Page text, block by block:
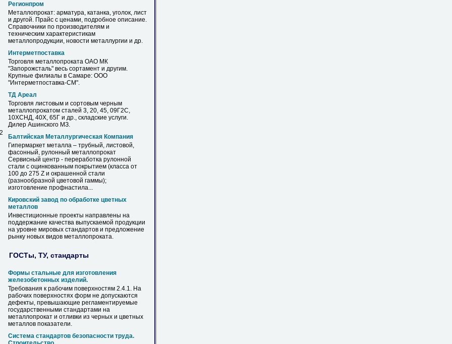
Регионпром
Металлопрокат: арматура, катанка, уголок, лист
и другой. Прайс с ценами, подробное описание.
Справочники по производителям и
техническим характеристикам
металлопродукции, новости металлургии и др.
Интерметпоставка
Торговля металлопроката ОАО МК
"Запорожсталь" весь сортамент и другим.
Крупные филиалы в Самаре: ООО
"Интерметпоставка-СМ".
ТД Ареал
Торговля листовым и сортовым черным
металлопрокатом сталей 3, 20, 45, 09Г2С,
10ХСНД, 40Х, 65Г и др., складские услуги.
Дилер Ашинского МЗ.
Балтийская Металлургическая Компания
Гипермаркет металла – трубный, листовой,
фасонный, рулонный металлопрокат
Сервисный центр - переработка рулонной
стали с оцинкованным покрытием (класса от
100 до 275 Z и окрашенной стали
(разнообразной цветовой гаммы);
изготовление профнастила...
Кировский завод по обработке цветных
металлов
Инвестиционные проекты направлены на
поддержание качества выпускаемой продукции
на уровне мировых стандартов и предложение
рынку новых видов металлопроката.
ГОСТы, ТУ, стандарты
Формы стальные для изготовления
железобетонных изделий.
Требования к рабочим поверхностям 2.4.1. На
рабочих поверхностях форм не допускаются
дефекты, превышающие регламентируемые
государственными стандартами на
металлопрокат и отливки из черных и цветных
металлов показатели.
Система стандартов безопасности труда.